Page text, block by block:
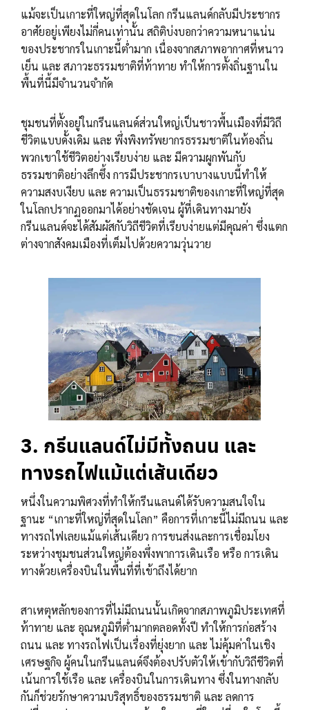
แม้จะเป็นเกาะที่ใหญ่ที่สุดในโลก กรีนแลนด์กลับมีประชากร
อาศัยอยู่เพียงไม่กี่คนเท่านั้น สถิติบ่งบอกว่าความหนาแน่น
ของประชากรในเกาะนี้ต่ำมาก เนื่องจากสภาพอากาศที่หนาว
เย็น และ สภาวะธรรมชาติที่ท้าทาย ทำให้การตั้งถิ่นฐานใน
พื้นที่นี้มีจำนวนจำกัด
ชุมชนที่ตั้งอยู่ในกรีนแลนด์ส่วนใหญ่เป็นชาวพื้นเมืองที่มีวิถี
ชีวิตแบบดั้งเดิม และ พึ่งพิงทรัพยากรธรรมชาติในท้องถิ่น
พวกเขาใช้ชีวิตอย่างเรียบง่าย และ มีความผูกพันกับ
ธรรมชาติอย่างลึกซึ้ง การมีประชากรเบาบางแบบนี้ทำให้
ความสงบเงียบ และ ความเป็นธรรมชาติของเกาะที่ใหญ่ที่สุด
ในโลกปรากฏออกมาได้อย่างชัดเจน ผู้ที่เดินทางมายัง
กรีนแลนด์จะได้สัมผัสกับวิถีชีวิตที่เรียบง่ายแต่มีคุณค่า ซึ่งแตก
ต่างจากสังคมเมืองที่เต็มไปด้วยความวุ่นวาย
3. กรีนแลนด์ไม่มีทั้งถนน และ
ทางรถไฟแม้แต่เส้นเดียว
หนึ่งในความพิศวงที่ทำให้กรีนแลนด์ได้รับความสนใจใน
ฐานะ “เกาะที่ใหญ่ที่สุดในโลก” คือการที่เกาะนี้ไม่มีถนน และ
ทางรถไฟเลยแม้แต่เส้นเดียว การขนส่งและการเชื่อมโยง
ระหว่างชุมชนส่วนใหญ่ต้องพึ่งพาการเดินเรือ หรือ การเดิน
ทางด้วยเครื่องบินในพื้นที่ที่เข้าถึงได้ยาก
สาเหตุหลักของการที่ไม่มีถนนนั้นเกิดจากสภาพภูมิประเทศที่
ท้าทาย และ อุณหภูมิที่ต่ำมากตลอดทั้งปี ทำให้การก่อสร้าง
ถนน และ ทางรถไฟเป็นเรื่องที่ยุ่งยาก และ ไม่คุ้มค่าในเชิง
เศรษฐกิจ ผู้คนในกรีนแลนด์จึงต้องปรับตัวให้เข้ากับวิถีชีวิตที่
เน้นการใช้เรือ และ เครื่องบินในการเดินทาง ซึ่งในทางกลับ
กันก็ช่วยรักษาความบริสุทธิ์ของธรรมชาติ และ ลดการ